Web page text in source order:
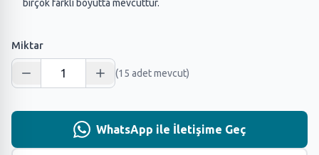
birçok farklı boyutta mevcuttur.
Miktar
(15 adet mevcut)
WhatsApp ile İletişime Geç